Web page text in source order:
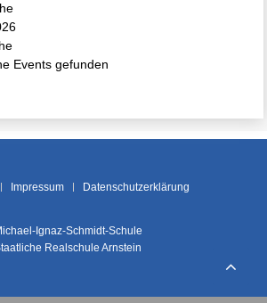
Events gefunden
Impressum Datenschutzerklärung
Ignaz-Schmidt-Schule
Realschule Arnstein